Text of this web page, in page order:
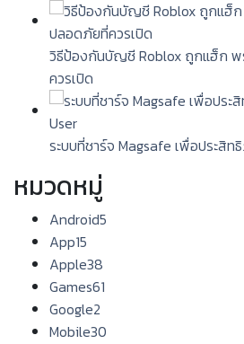
วิธีป้องกันบัญชี Roblox ถูกแฮ็ก
ควรเปิด
ระบบที่ชาร์จ Magsafe เพื่อประสิ
หมวดหมู่
Android5
App15
Apple38
Games61
Google2
Mobile30